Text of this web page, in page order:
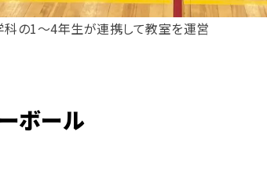
科の1～4年生が連携して教室を運営
ボール